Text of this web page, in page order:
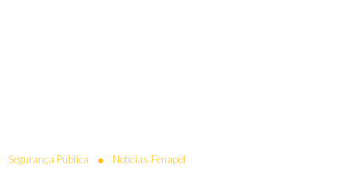
Segurança Pública Notícias Fenapef